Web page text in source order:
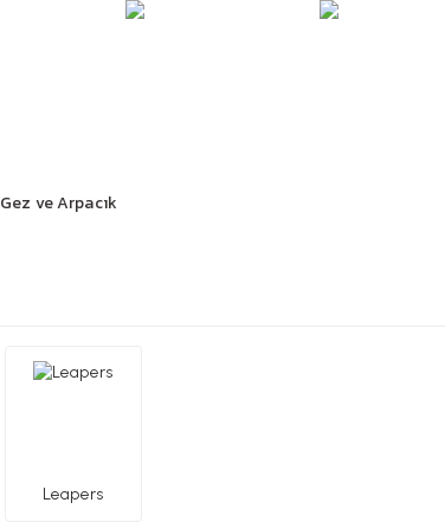
Gez ve Arpacık
Leapers